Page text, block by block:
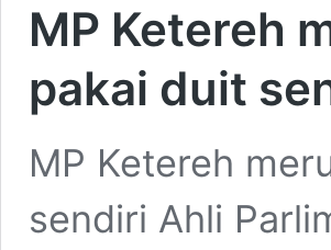
MP Ketereh
pakai duit
MP Ketereh
sendiri Ahli